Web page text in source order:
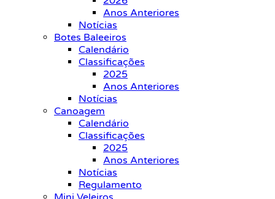
Anos Anteriores
Notícias
Botes Baleeiros
Calendário
Classificações
2025
Anos Anteriores
Notícias
Canoagem
Calendário
Classificações
2025
Anos Anteriores
Notícias
Regulamento